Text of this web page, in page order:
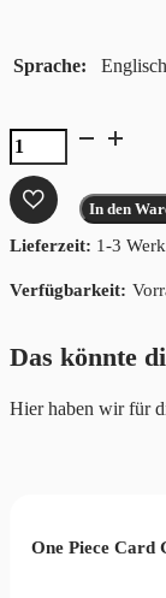
Sprache Englisch
The
Selection
One
Piece
Raw
Card
Menge
In den
Lieferzeit: 1-3
Das könnte
Hier haben wir für
– Hobby Box
Vol. 3
One Piece Card